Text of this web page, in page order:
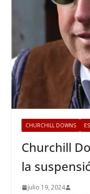
CHURCHILL DOWNS
Churchill
la
julio 19, 2024